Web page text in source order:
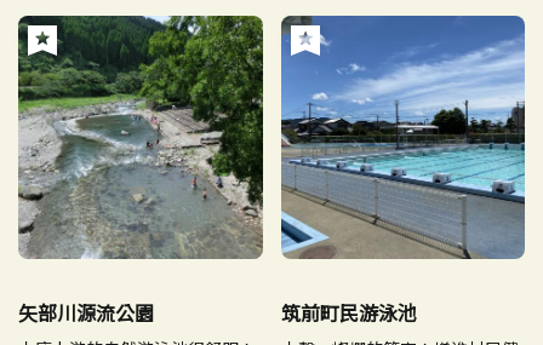
矢部川源流公園 筑前町民游泳池